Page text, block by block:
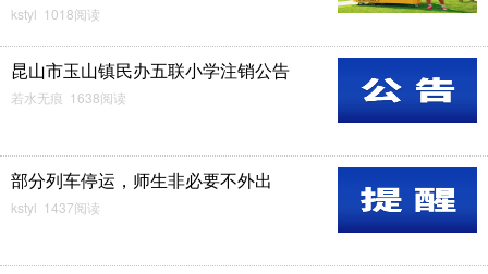
kstyl 1018阅读
昆山市玉山镇民办五联小学注销公告
若水无痕 1638阅读
部分列车停运，师生非必要不外出
kstyl 1437阅读